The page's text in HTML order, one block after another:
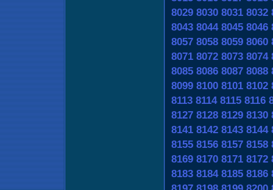
8029 8030 8031 8032
8043 8044 8045 8046
8057 8058 8059 8060
8071 8072 8073 8074
8085 8086 8087 8088
8099 8100 8101 8102
8113 8114 8115 8116
8127 8128 8129 8130
8141 8142 8143 8144
8155 8156 8157 8158
8169 8170 8171 8172
8183 8184 8185 8186